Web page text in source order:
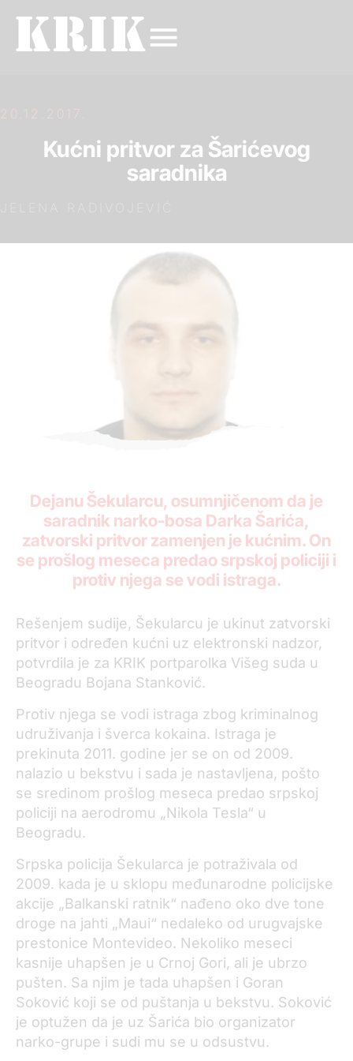
20.12.2017.
Kućni pritvor za Šarićevog
saradnika
Dejanu Šekularcu, osumnjičenom da je
saradnik narko-bosa Darka Šarića,
zatvorski pritvor zamenjen je kućnim. On
se prošlog meseca predao srpskoj policiji i
protiv njega se vodi istraga.
Rešenjem sudije, Šekularcu je ukinut zatvorski
pritvor i određen kućni uz elektronski nadzor,
potvrdila je za KRIK portparolka Višeg suda u
Beogradu Bojana Stanković.
Protiv njega se vodi istraga zbog kriminalnog
udruživanja i šverca kokaina. Istraga je
prekinuta 2011. godine jer se on od 2009.
nalazio u bekstvu i sada je nastavljena, pošto
se sredinom prošlog meseca predao srpskoj
policiji na aerodromu „Nikola Tesla“ u
Beogradu.
Srpska policija Šekularca je potraživala od
2009. kada je u sklopu međunarodne policijske
akcije „Balkanski ratnik“ nađeno oko dve tone
droge na jahti „Maui“ nedaleko od urugvajske
prestonice Montevideo. Nekoliko meseci
kasnije uhapšen je u Crnoj Gori, ali je ubrzo
pušten. Sa njim je tada uhapšen i Goran
Soković koji se od puštanja u bekstvu. Soković
je optužen da je uz Šarića bio organizator
narko-grupe i sudi mu se u odsustvu.